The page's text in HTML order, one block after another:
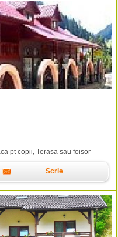
pt copii, Terasa sau foisor
Scrie